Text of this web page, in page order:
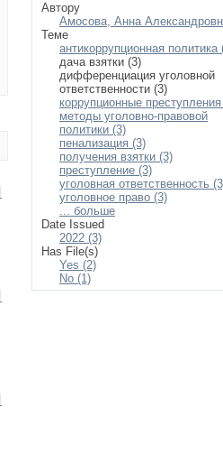
Автору
Амосова, Анна
Теме
антикоррупционная политика
дача взятки (3)
дифференциация уголовной
ответственности (3)
коррупционные
методы уголовно-правовой
политики (3)
пенализация (3)
получения взятки (3)
преступление (3)
уголовная ответственность
уголовное право (3)
... больше
Date Issued
2022 (3)
Has File(s)
Yes (2)
No (1)